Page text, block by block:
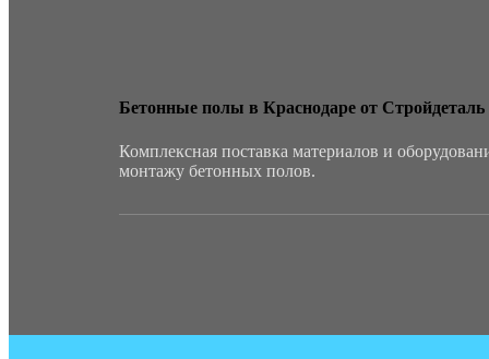
Бетонные полы в Краснодаре от Стройдеталь
Комплексная поставка материалов и
монтажу бетонных полов.